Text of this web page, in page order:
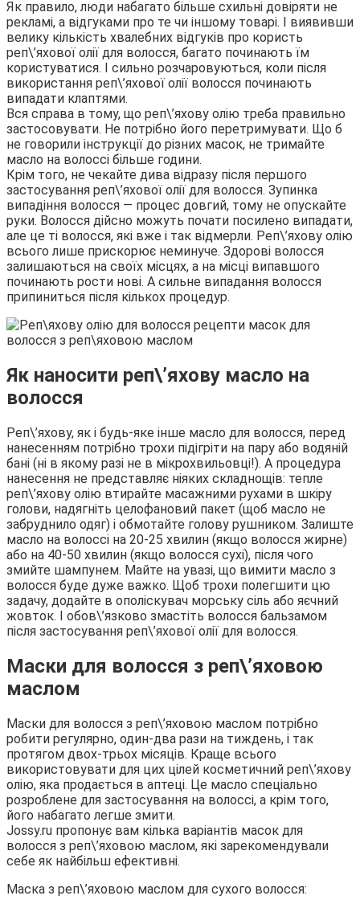
Як правило, люди набагато більше схильні довіряти не
рекламі, а відгуками про те чи іншому товарі. І виявивши
велику кількість хвалебних відгуків про користь
реп\’яхової олії для волосся, багато починають їм
користуватися. І сильно розчаровуються, коли після
використання реп\’яхової олії волосся починають
випадати клаптями.
Вся справа в тому, що реп\’яхову олію треба правильно
застосовувати. Не потрібно його перетримувати. Що б
не говорили інструкції до різних масок, не тримайте
масло на волоссі більше години.
Крім того, не чекайте дива відразу після першого
застосування реп\’яхової олії для волосся. Зупинка
випадіння волосся — процес довгий, тому не опускайте
руки. Волосся дійсно можуть почати посилено випадати,
але це ті волосся, які вже і так відмерли. Реп\’яхову олію
всього лише прискорює неминуче. Здорові волосся
залишаються на своїх місцях, а на місці випавшого
починають рости нові. А сильне випадання волосся
припиниться після кількох процедур.
Як наносити реп\’яхову масло на
волосся
Реп\’яхову, як і будь-яке інше масло для волосся, перед
нанесенням потрібно трохи підігріти на пару або водяній
бані (ні в якому разі не в мікрохвильовці!). А процедура
нанесення не представляє ніяких складнощів: тепле
реп\’яхову олію втирайте масажними рухами в шкіру
голови, надягніть целофановий пакет (щоб масло не
забруднило одяг) і обмотайте голову рушником. Залиште
масло на волоссі на 20-25 хвилин (якщо волосся жирне)
або на 40-50 хвилин (якщо волосся сухі), після чого
змийте шампунем. Майте на увазі, що вимити масло з
волосся буде дуже важко. Щоб трохи полегшити цю
задачу, додайте в ополіскувач морську сіль або яєчний
жовток. І обов\’язково змастіть волосся бальзамом
після застосування реп\’яхової олії для волосся.
Маски для волосся з реп\’яховою
маслом
Маски для волосся з реп\’яховою маслом потрібно
робити регулярно, один-два рази на тиждень, і так
протягом двох-трьох місяців. Краще всього
використовувати для цих цілей косметичний реп\’яхову
олію, яка продається в аптеці. Це масло спеціально
розроблене для застосування на волоссі, а крім того,
його набагато легше змити.
Jossy.ru пропонує вам кілька варіантів масок для
волосся з реп\’яховою маслом, які зарекомендували
себе як найбільш ефективні.
Маска з реп\’яховою маслом для сухого волосся: